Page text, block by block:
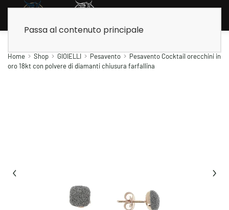
Passa al contenuto principale
Home Shop GIOIELLI Pesavento
Pesavento Cocktail orecchini in
oro 18kt con polvere di diamanti chiusura farfallina